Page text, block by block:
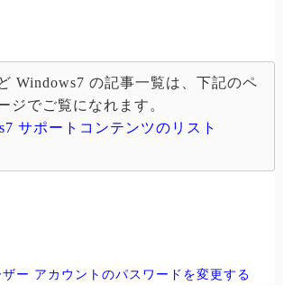
Windows7 の記事一覧は、下記のペ
ジでご覧になれます。
サポートコンテンツのリスト
ー アカウントのパスワードを変更する